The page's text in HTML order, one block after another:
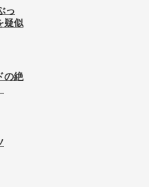
っ
疑似
の絶